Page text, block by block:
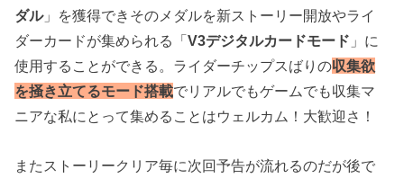
ダル」を獲得できそのメダルを新ストーリー開放やライ
ダーカードが集められる「V3デジタルカードモード 」に
使用することができる。ライダーチップスばりの収集欲
を掻き立てるモード搭載でリアルでもゲームでも収集マ
ニアな私にとって集めることはウェルカム！大歓迎さ！
またストーリークリア毎に次回予告が流れるのだが後で